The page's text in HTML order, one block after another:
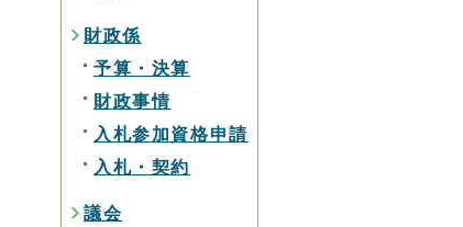
財政係
予算・決算
財政事情
入札参加資格申請
入札・契約
議会